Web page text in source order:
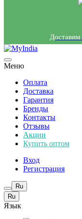
Доставим
Меню
Оплата
Доставка
Гарантия
Бренды
Контакты
Отзывы
Акции
Купить оптом
Вход
Регистрация
Ru
Ru
Язык